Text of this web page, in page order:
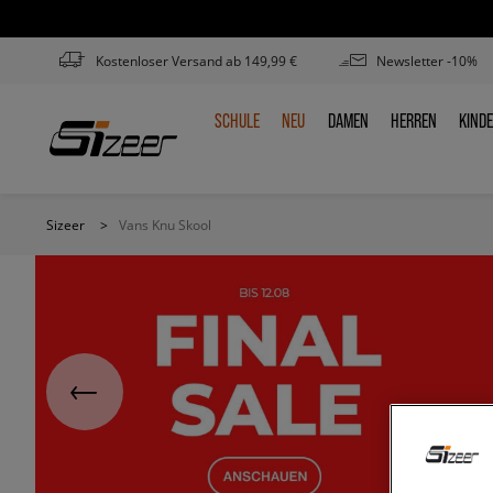
Kostenloser Versand ab 149,99 € Newsletter -10%
SCHULE
SCHULE NEU
NEU DAMEN
DAMEN HERREN
HERREN
Sizeer > Vans Knu Skool